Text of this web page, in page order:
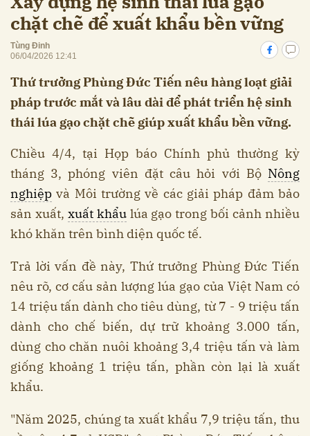
chặt chẽ để xuất khẩu bền vững
Tùng Đinh
06/04/2026 12:41
Thứ trưởng Phùng Đức Tiến nêu hàng loạt giải
pháp trước mắt và lâu dài để phát triển hệ sinh
thái lúa gạo chặt chẽ giúp xuất khẩu bền vững.
Chiều 4/4, tại Họp báo Chính phủ thường kỳ
tháng 3, phóng viên đặt câu hỏi với Bộ Nông
nghiệp và Môi trường về các giải pháp đảm bảo
sản xuất, xuất khẩulúa gạo trong bối cảnh nhiều
khó khăn trên bình diện quốc tế.
Trả lời vấn đề này, Thứ trưởng Phùng Đức Tiến
nêu rõ, cơ cấu sản lượng lúa gạo của Việt Nam có
14 triệu tấn dành cho tiêu dùng, từ 7 - 9 triệu tấn
dành cho chế biến, dự trữ khoảng 3.000 tấn,
dùng cho chăn nuôi khoảng 3,4 triệu tấn và làm
giống khoảng 1 triệu tấn, phần còn lại là xuất
khẩu.
"Năm 2025, chúng ta xuất khẩu 7,9 triệu tấn, thu